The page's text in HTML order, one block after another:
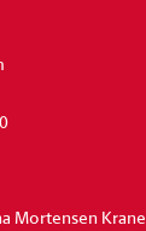
Mortensen Krane